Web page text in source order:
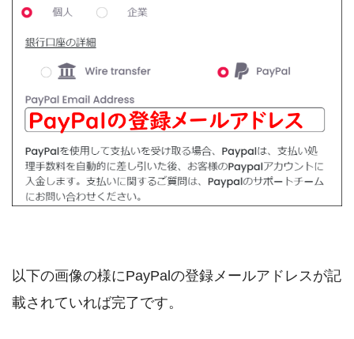
以下の画像の様にPayPalの登録メールアドレスが記
載されていれば完了です。